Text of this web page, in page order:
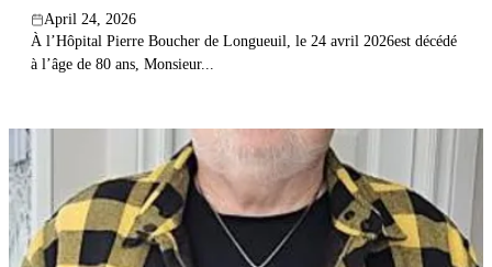
April 24, 2026
À l’Hôpital Pierre Boucher de Longueuil, le 24 avril 2026est décédé
à l’âge de 80 ans, Monsieur...